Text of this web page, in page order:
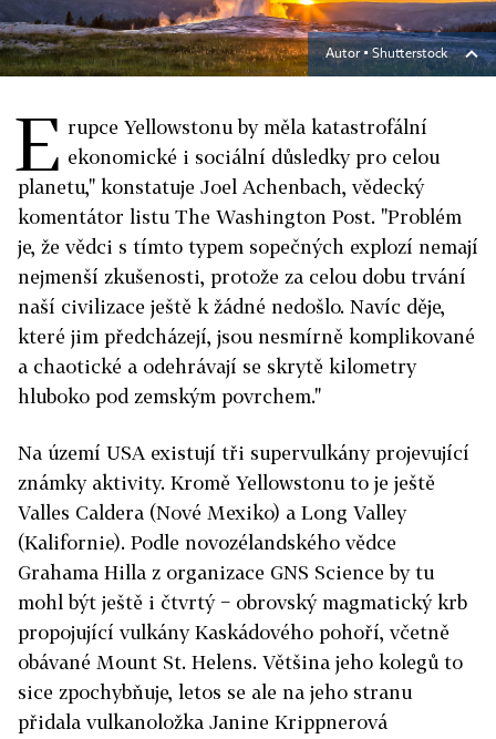
Autor ▪Shutterstock
E rupce Yellowstonu by měla katastrofální
ekonomické i sociální důsledky pro celou
planetu," konstatuje Joel Achenbach, vědecký
komentátor listu The Washington Post. "Problém
je, že vědci s tímto typem sopečných explozí nemají
nejmenší zkušenosti, protože za celou dobu trvání
naší civilizace ještě k žádné nedošlo. Navíc děje,
které jim předcházejí, jsou nesmírně komplikované
a chaotické a odehrávají se skrytě kilometry
hluboko pod zemským povrchem."
Na území USA existují tři supervulkány projevující
známky aktivity. Kromě Yellowstonu to je ještě
Valles Caldera (Nové Mexiko) a Long Valley
(Kalifornie). Podle novozélandského vědce
Grahama Hilla z organizace GNS Science by tu
mohl být ještě i čtvrtý − obrovský magmatický krb
propojující vulkány Kaskádového pohoří, včetně
obávané Mount St. Helens. Většina jeho kolegů to
sice zpochybňuje, letos se ale na jeho stranu
přidala vulkanoložka Janine Krippnerová